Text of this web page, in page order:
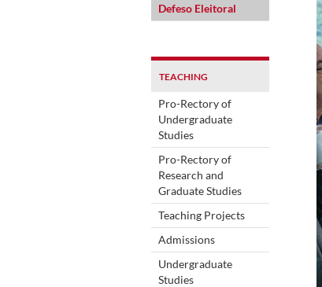
Defeso Eleitoral
TEACHING
Pro-Rectory of
Undergraduate
Studies
Pro-Rectory of
Research and
Graduate Studies
Teaching Projects
Admissions
Undergraduate
Studies